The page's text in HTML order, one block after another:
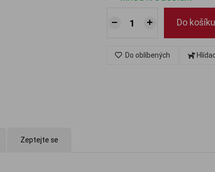
Do košíku
Do oblíbených
Zeptejte se